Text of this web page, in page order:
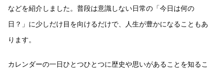
などを紹介しました。普段は意識しない日常の「今日は何の
日？」に少しだけ目を向けるだけで、人生が豊かになることもあ
ります。
カレンダーの一日ひとつひとつに歴史や思いがあることを知るこ